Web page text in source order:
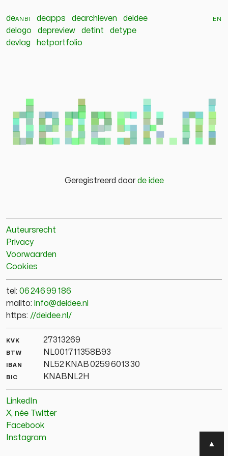
deanbi deapps dearchieven
deidee
delogo
depreview detint
detype
devlag
hetportfolio
en
Geregistreerd doorde idee
▲
Auteursrecht
Privacy
Voorwaarden
Cookies
tel: 06 246 99 186
mailto: info@deidee.nl
https: //deidee.nl/
kvk
27313269
btw
NL001711358B93
iban
NL52 KNAB 0259 6013 30
bic
KNABNL2H
LinkedIn
X, née Twitter
Facebook
Instagram